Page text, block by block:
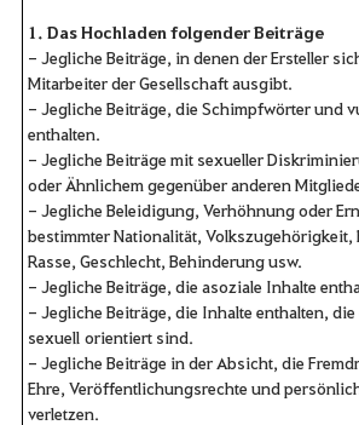
1. Das Hochladen folgender Beiträge
- Jegliche Beiträge, in denen der Ersteller
Mitarbeiter der Gesellschaft ausgibt.
- Jegliche Beiträge, die Schimpfwörter und
enthalten.
- Jegliche Beiträge mit sexueller
oder Ähnlichem gegenüber anderen
- Jegliche Beleidigung, Verhöhnung oder
bestimmter Nationalität, Volkszugehörigkeit,
Rasse, Geschlecht, Behinderung usw.
- Jegliche Beiträge, die asoziale Inhalte
- Jegliche Beiträge, die Inhalte enthalten,
sexuell orientiert sind.
- Jegliche Beiträge in der Absicht, die
Ehre, Veröffentlichungsrechte und
verletzen.